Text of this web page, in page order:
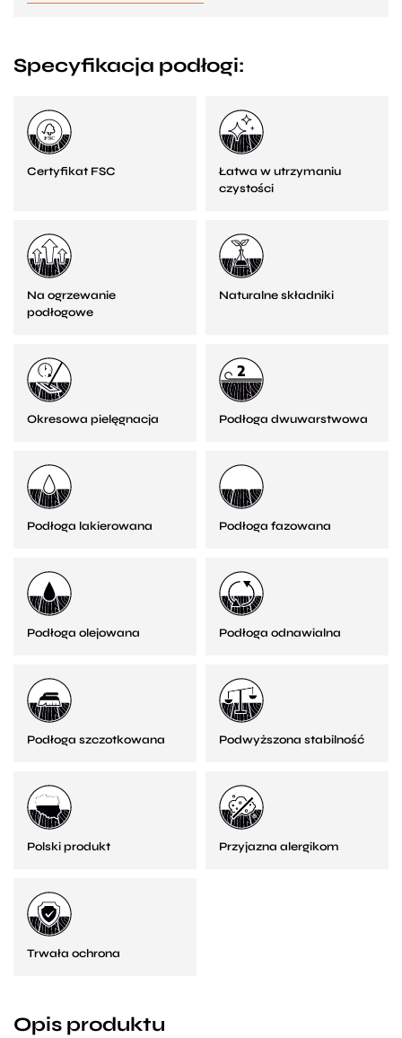
Specyfikacja podłogi:
Certyfikat FSC
Łatwa w utrzymaniu
czystości
Na ogrzewanie
podłogowe
Naturalne składniki
Okresowa pielęgnacja Podłoga dwuwarstwowa
Podłoga lakierowana Podłoga fazowana
Podłoga olejowana Podłoga odnawialna
Podłoga szczotkowana Podwyższona stabilność
Polski produkt Przyjazna alergikom
Trwała ochrona
Opis produktu